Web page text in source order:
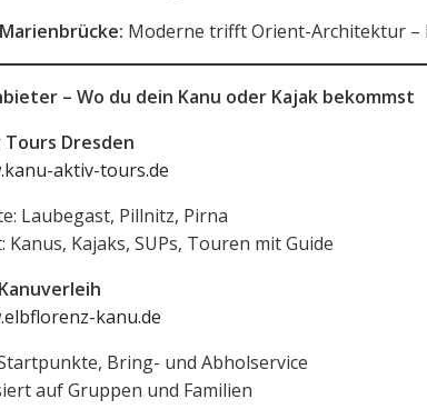
Moderne trifft Orient-Architektur –
– Wo du dein Kanu oder Kajak bekommst
Dresden
aktiv-tours.de
Laubegast, Pillnitz, Pirna
Kanus, Kajaks, SUPs, Touren mit Guide
kanu.de
Bring- und Abholservice
auf Gruppen und Familien